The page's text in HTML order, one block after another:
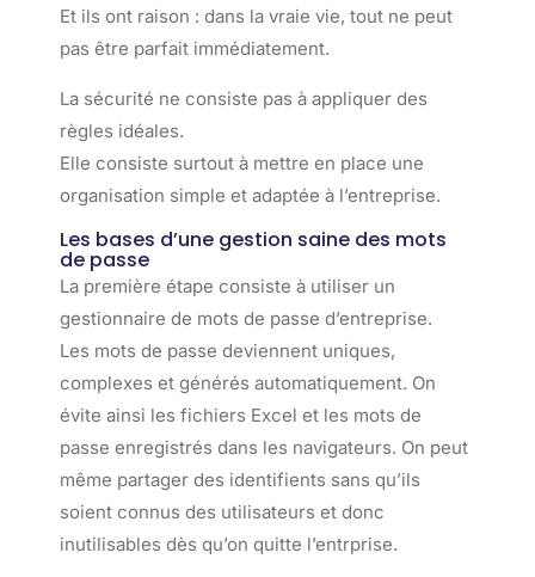
Et ils ont raison : dans la vraie vie, tout ne peut
pas être parfait immédiatement.
La sécurité ne consiste pas à appliquer des
règles idéales.
Elle consiste surtout à mettre en place une
organisation simple et adaptée à l’entreprise.
Les bases d’une gestion saine des mots
de passe
La première étape consiste à utiliser un
gestionnaire de mots de passe d’entreprise.
Les mots de passe deviennent uniques,
complexes et générés automatiquement. On
évite ainsi les fichiers Excel et les mots de
passe enregistrés dans les navigateurs. On peut
même partager des identifients sans qu’ils
soient connus des utilisateurs et donc
inutilisables dès qu’on quitte l’entrprise.